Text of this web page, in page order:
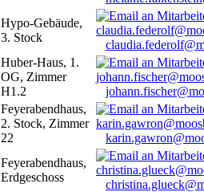
Hypo-Gebäude,
3. Stock
Huber-Haus, 1.
OG, Zimmer
H1.2
Feyerabendhaus,
2. Stock, Zimmer
22
Feyerabendhaus,
Erdgeschoss